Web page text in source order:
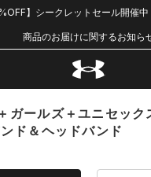
】シークレットセール開催
商品のお届けに関するお知ら
ガールズ＋ユニセック
ド＆ヘッドバンド